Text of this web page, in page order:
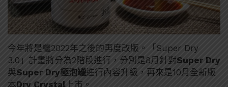
今年將是繼2022年之後的再度改版。「Super Dry
3.0」計畫將分為2階段進行，分別是8月針對Super Dry
與Super Dry極泡罐進行內容升級，再來是10月全新版
本Dry Crystal 上市。